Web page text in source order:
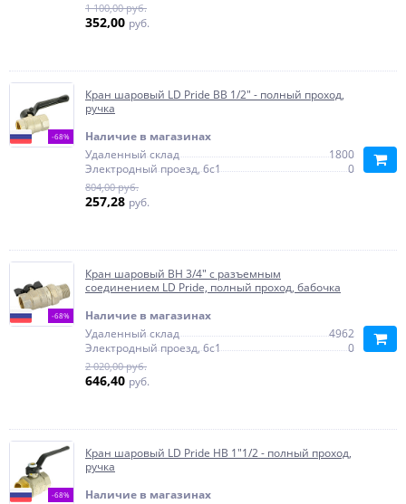
1 100,00 руб.
352,00 руб.
-68%
Кран шаровый LD Pride ВВ 1/2" - полный проход,
ручка
Наличие в магазинах
Удаленный склад
1800
Электродный проезд, 6с1
0
804,00 руб.
257,28 руб.
-68%
Кран шаровый ВН 3/4" с разъемным
соединением LD Pride, полный проход, бабочка
Наличие в магазинах
Удаленный склад
4962
Электродный проезд, 6с1
0
2 020,00 руб.
646,40 руб.
-68%
Кран шаровый LD Pride НВ 1"1/2 - полный проход,
ручка
Наличие в магазинах